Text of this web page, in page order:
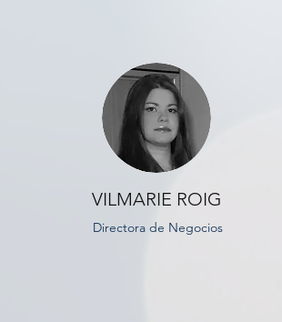
VILMARIE ROIG
Directora de Negocios